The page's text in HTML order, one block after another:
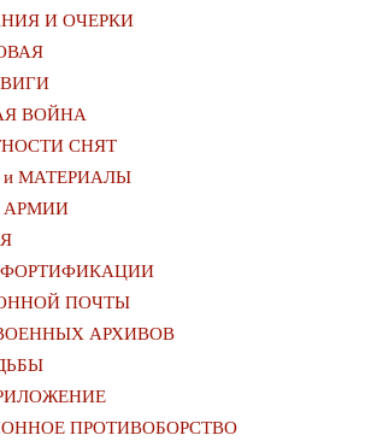
И ОЧЕРКИ
ВОЙНА
СНЯТ
МАТЕРИАЛЫ
ПОЧТЫ
АРХИВОВ
ПРОТИВОБОРСТВО